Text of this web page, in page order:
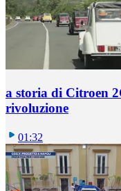
a storia di Citroen
rivoluzione
01:32